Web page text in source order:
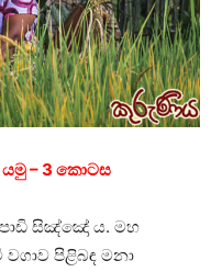
යමු – 3 කොටස
සිඤ්ඤෝ ය. මහ
පිළිබඳ මනා